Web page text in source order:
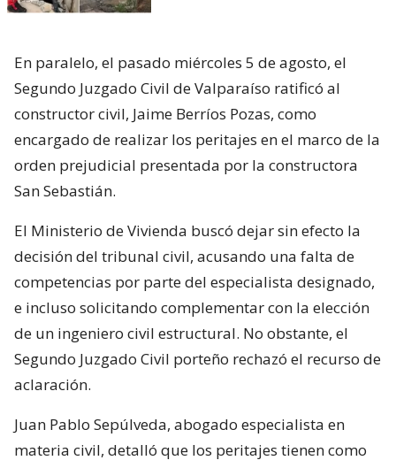
En paralelo, el pasado miércoles 5 de agosto, el
Segundo Juzgado Civil de Valparaíso ratificó al
constructor civil, Jaime Berríos Pozas, como
encargado de realizar los peritajes en el marco de la
orden prejudicial presentada por la constructora
San Sebastián.
El Ministerio de Vivienda buscó dejar sin efecto la
decisión del tribunal civil, acusando una falta de
competencias por parte del especialista designado,
e incluso solicitando complementar con la elección
de un ingeniero civil estructural. No obstante, el
Segundo Juzgado Civil porteño rechazó el recurso de
aclaración.
Juan Pablo Sepúlveda, abogado especialista en
materia civil, detalló que los peritajes tienen como